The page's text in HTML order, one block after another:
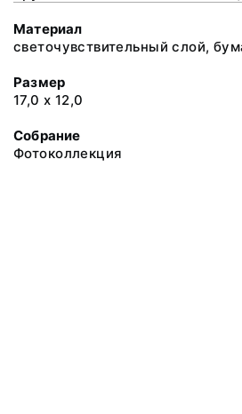
Материал
светочувствительный слой,
Размер
17,0 х 12,0
Собрание
Фотоколлекция